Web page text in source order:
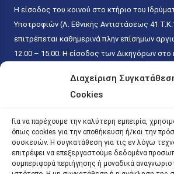
Διαχείριση
Cookies
Για να παρέχουμε την καλύτερη εμπειρία,
όπως cookies για την αποθήκευση ή/και την
συσκευών. Η συγκατάθεση για τις εν λόγω
επιτρέψει να επεξεργαστούμε δεδομένα
συμπεριφορά περιήγησης ή μοναδικά
Η είσοδος του κοινού στο κτήριο του
Υποτροφιών (Λ. Εθνικής Αντιστάσεως 41
επιτρέπεται καθημερινά πλην επίσημων
12.00 – 15.00. Η είσοδος των Δικηγόρων στο
κάθε εργάσιμη ημέρα και ώρα χωρίς κανέναν
περιορισμό. Η είσοδος του κοινού ειδικά
15.00. Η εξυπηρέτηση του κοινού
παγίων ισχυουσών διατάξεων. Για την
εντός του εσωτερικού χώρου εξυπηρέτησης
κοινού, η εξυπηρέτησή του δύναται να